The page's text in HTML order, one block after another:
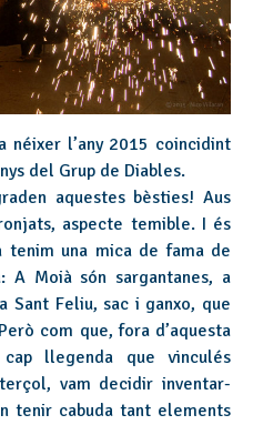
l’any 2015 coincidint
del Grup de Diables.
aquestes bèsties! Aus
aspecte temible. I és
una mica de fama de
Moià són sargantanes, a
Sant Feliu, sac i ganxo, que
com que, fora d’aquesta
llegenda que vinculés
vam decidir inventar-
tenir cabuda tant elements